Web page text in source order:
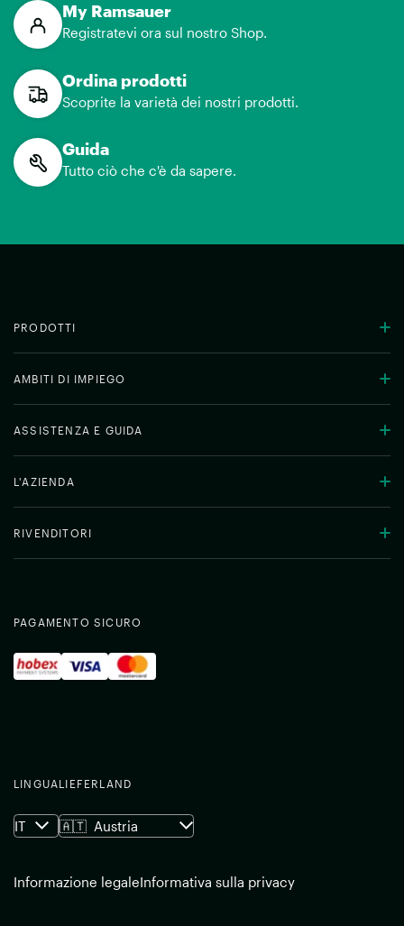
My Ramsauer
Registratevi ora sul nostro Shop.
Ordina prodotti
Scoprite la varietà dei nostri prodotti.
Guida
Tutto ciò che c'è da sapere.
PRODOTTI
AMBITI DI IMPIEGO
ASSISTENZA E GUIDA
L'AZIENDA
RIVENDITORI
PAGAMENTO SICURO
LINGUA
IT
LIEFERLAND
🇦🇹 Austria
Informazione legaleInformativa sulla privacy